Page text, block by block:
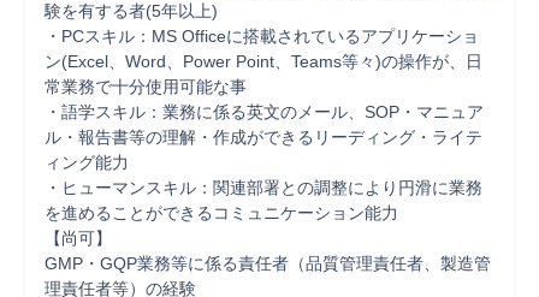
験を有する者(5年以上)
・PCスキル：MS Officeに搭載されているアプリケーショ
ン(Excel、Word、Power Point、Teams等々)の操作が、日
常業務で十分使用可能な事
・語学スキル：業務に係る英文のメール、SOP・マニュア
ル・報告書等の理解・作成ができるリーディング・ライテ
ィング能力
・ヒューマンスキル：関連部署との調整により円滑に業務
を進めることができるコミュニケーション能力
【尚可】
GMP・GQP業務等に係る責任者（品質管理責任者、製造管
理責任者等）の経験